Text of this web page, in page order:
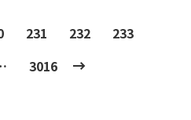
231 232
233
3016